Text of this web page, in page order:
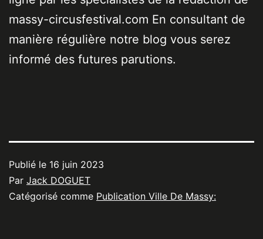
massy-circusfestival.com En consultant de
manière régulière notre blog vous serez
informé des futures parutions.
Publié le 16 juin 2023
Par Jack DOGUET
Catégorisé comme Publication Ville De Massy: